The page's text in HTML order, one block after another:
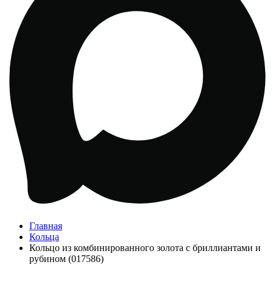
Главная
Кольца
Кольцо из комбинированного золота с бриллиантами и
рубином (017586)